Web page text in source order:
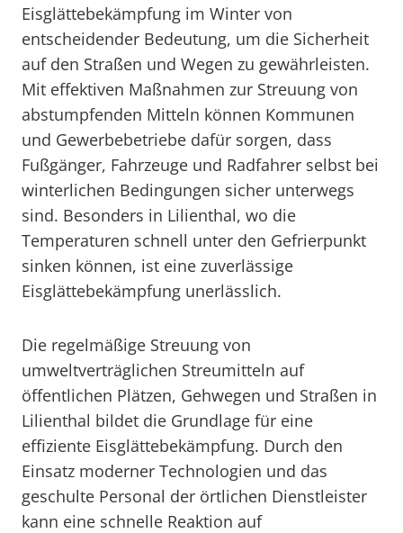
Eisglättebekämpfung im Winter von
entscheidender Bedeutung, um die Sicherheit
auf den Straßen und Wegen zu gewährleisten.
Mit effektiven Maßnahmen zur Streuung von
abstumpfenden Mitteln können Kommunen
und Gewerbebetriebe dafür sorgen, dass
Fußgänger, Fahrzeuge und Radfahrer selbst bei
winterlichen Bedingungen sicher unterwegs
sind. Besonders in Lilienthal, wo die
Temperaturen schnell unter den Gefrierpunkt
sinken können, ist eine zuverlässige
Eisglättebekämpfung unerlässlich.
Die regelmäßige Streuung von
umweltverträglichen Streumitteln auf
öffentlichen Plätzen, Gehwegen und Straßen in
Lilienthal bildet die Grundlage für eine
effiziente Eisglättebekämpfung. Durch den
Einsatz moderner Technologien und das
geschulte Personal der örtlichen Dienstleister
kann eine schnelle Reaktion auf